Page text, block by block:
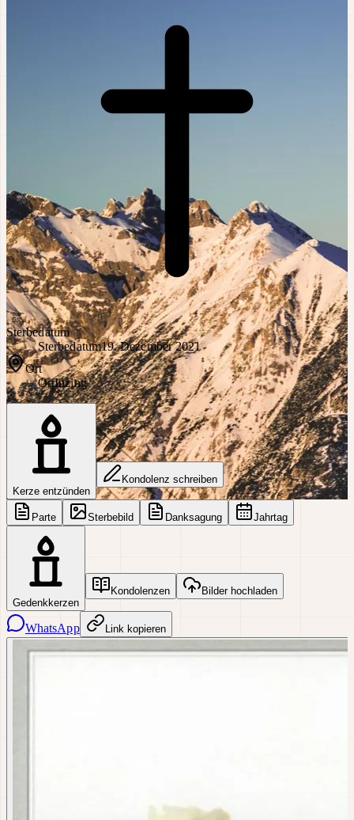
Sterbedatum
Sterbedatum19. Dezember 2021
Ort
OrtInzing
Kerze entzünden
Kondolenz schreiben
Parte Sterbebild Danksagung Jahrtag
Gedenkkerzen
Kondolenzen Bilder hochladen
WhatsApp Link kopieren